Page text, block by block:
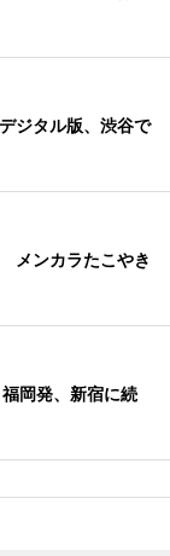
ジタル版、渋谷で
メンカラたこやき
岡発、新宿に続